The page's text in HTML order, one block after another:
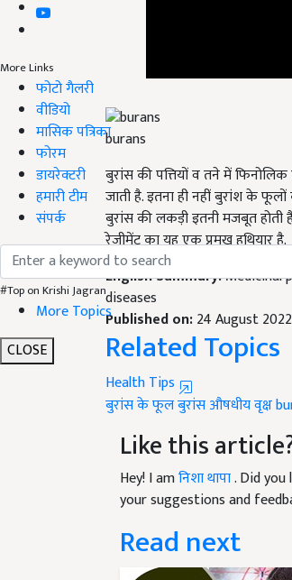
More Links
फोटो गैलरी
वीडियो
मासिक पत्रिका
फोरम
डायरेक्टरी
हमारी टीम
संपर्क
#Top on Krishi Jagran
More Topics
CLOSE
burans
जाती है. इतना ही नहीं बुरांश के फूलों
बुरांस की लकड़ी इतनी मजबूत होती
रेजीमेंट का यह एक प्रमुख हथियार है.
English Summary:
diseases
Published on:
Related Topics
Health Tips
बुरांस के फूल बुरांस औषधीय वृक्ष
Like this
Hey! I amनिशा थापा . Did
your suggestions and
Read next